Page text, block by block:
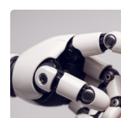
Entwicklung der Sensorik
HSHL verantwortet die
sowie die KI-gestützte
die Entwicklung eines
Assistenzsystems, das den
kontinuierlich erfasst,
und in Notfällen